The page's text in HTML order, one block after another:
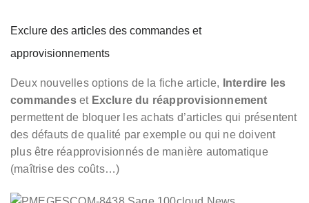
Exclure des articles des commandes et
approvisionnements
Deux nouvelles options de la fiche article,
Interdire les
commandeset Exclure du réapprovisionnement
permettent de bloquer les achats d’articles qui présentent
des défauts de qualité par exemple ou qui ne doivent
plus être réapprovisionnés de manière automatique
(maîtrise des coûts…)